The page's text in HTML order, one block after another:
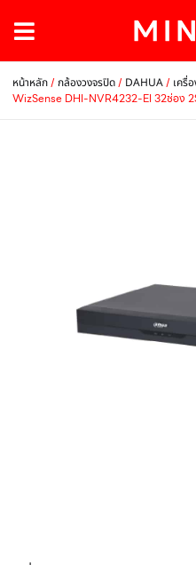
หน้าหลัก/กล้องวงจรปิด/ DAHUA/ เครื่
WizSense DHI-NVR4232-EI 32ช่อง